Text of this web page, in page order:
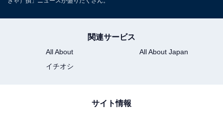
関連サービス
All About
All About Japan
イチオシ
サイト情報